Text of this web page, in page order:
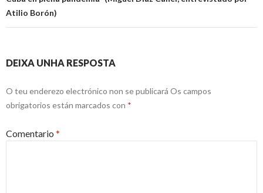
Atilio Borón)
DEIXA UNHA RESPOSTA
O teu enderezo electrónico non se publicará Os campos
obrigatorios están marcados con *
Comentario *